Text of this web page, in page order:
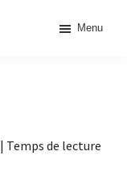
Menu
| Temps de lecture